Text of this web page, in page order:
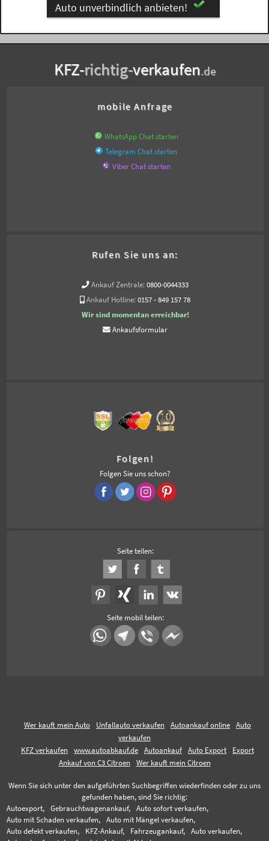
Auto unverbindlich anbieten!
KFZ-richtig-verkaufen.de
mobile Anfrage
WhatsApp Chat starten
Telegram Chat starten
Viber Chat starten
Rufen Sie uns an:
Ankauf Zentrale: 0800-0044333
Ankauf Hotline: 0157 - 849 157 78
Wir sind momentan erreichbar!
Ankaufsformular
Folgen!
Folgen Sie uns schon?
Seite teilen:
Seite mobil teilen:
Wer kauft mein Auto Unfallauto verkaufen Autoankauf online
Auto
verkaufen
KFZ verkaufen
www.autoabkauf.de Autoankauf Auto Export
Export
Ankauf von C3 Citroen
Wer kauft mein Citroen
Wenn Sie sich unter den aufgeführten Suchbegriffen wiederfinden oder zu uns
gefunden haben, sind Sie richtig:
Autoexport,
Gebrauchtwagenankauf,
Auto sofort verkaufen,
Auto mit Schaden verkaufen,
Auto mit Mängel verkaufen,
Auto defekt verkaufen,
KFZ-Ankauf, Fahrzeugankauf,
Auto verkaufen,